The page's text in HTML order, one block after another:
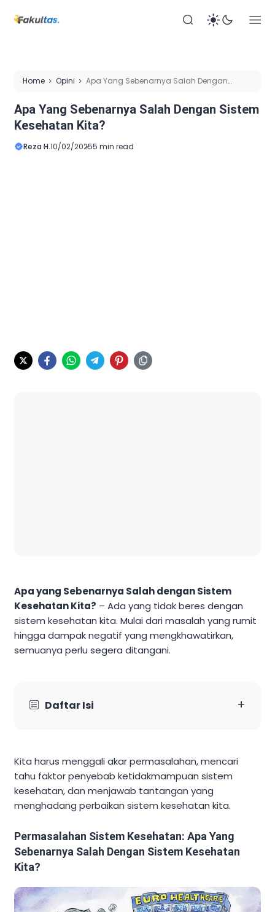
Home Opini
Apa Yang Sebenarnya Salah Dengan
Apa Yang Sebenarnya Salah Dengan Sistem
Kesehatan Kita?
Reza H.10/02/20255 min read
Apa yang Sebenarnya Salah dengan Sistem
Kesehatan Kita? – Ada yang tidak beres dengan
sistem kesehatan kita. Mulai dari masalah yang rumit
hingga dampak negatif yang mengkhawatirkan,
semuanya perlu segera ditangani.
Daftar Isi +
Kita harus menggali akar permasalahan, mencari
tahu faktor penyebab ketidakmampuan sistem
kesehatan, dan menjawab tantangan yang
menghadang perbaikan sistem kesehatan kita.
Permasalahan Sistem Kesehatan: Apa Yang
Sebenarnya Salah Dengan Sistem Kesehatan
Kita?